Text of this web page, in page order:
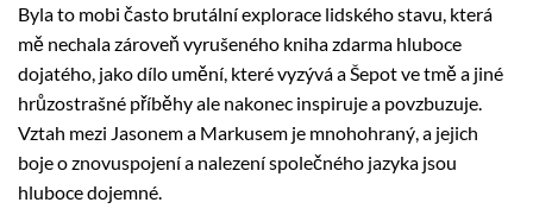
Byla to mobi často brutální explorace lidského stavu, která
mě nechala zároveň vyrušeného kniha zdarma hluboce
dojatého, jako dílo umění, které vyzývá a Šepot ve tmě a jiné
hrůzostrašné příběhy ale nakonec inspiruje a povzbuzuje.
Vztah mezi Jasonem a Markusem je mnohohraný, a jejich
boje o znovuspojení a nalezení společného jazyka jsou
hluboce dojemné.